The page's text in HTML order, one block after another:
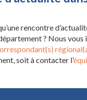
rencontre
? Nous vous
soit à contacter l’